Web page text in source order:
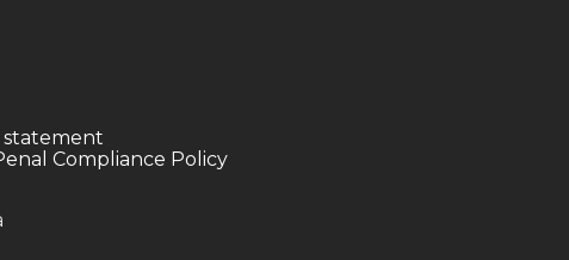
statement
Compliance Policy